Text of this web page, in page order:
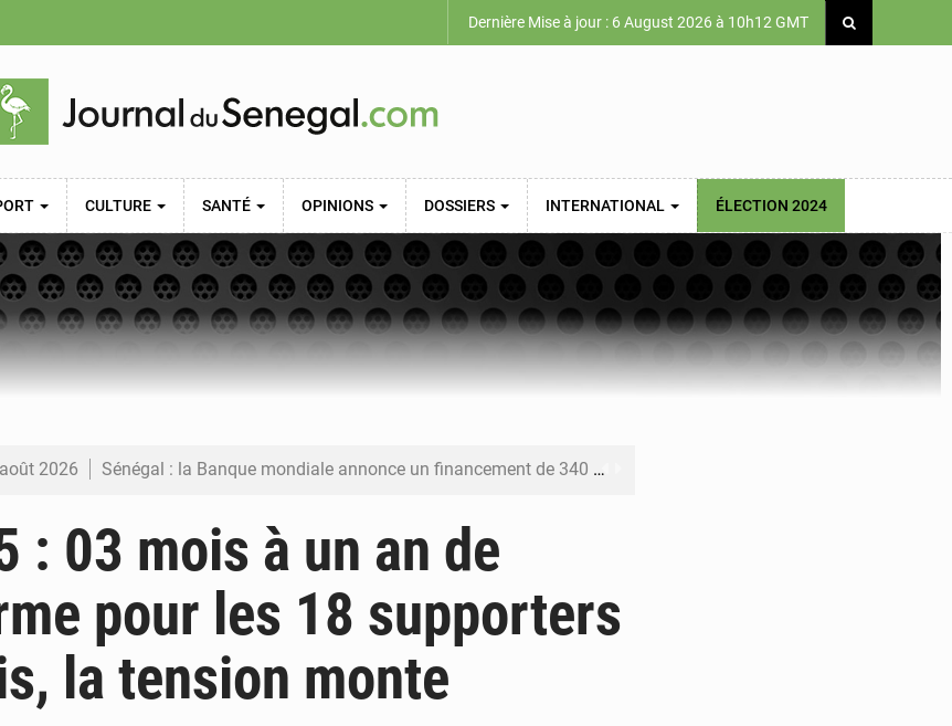
Dernière Mise à jour : 6 August 2026 à 10h12 GMT
CULTURE SANTÉ OPINIONS DOSSIERS INTERNATIONAL ÉLECTION 2024
2026 Sénégal : la Banque mondiale annonce un financement de 340 milliards FCFA pour soutenir les priorités de la Vision Sénégal 2050
2026 Sénégal : les subventions à l’énergie bondissent à 729 milliards FCFA pour contenir les prix des carburants et de l’électricité
2026 Sénégal : le niveau du fleuve Sénégal poursuit sa montée à Podor, les autorités appellent à la vigilance
2026 Sénégal : Ousmane Diagne prêtera serment le 11 août comme président du Conseil constitutionnel
: 03 mois à un an de
pour les 18 supporters
la tension monte